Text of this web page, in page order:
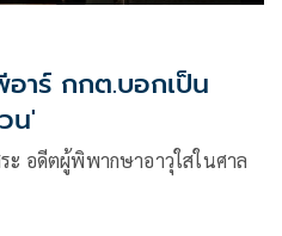
าร์ กกต.บอกเป็น
น'
ะ อดีตผู้พิพากษาอาวุใสในศาล